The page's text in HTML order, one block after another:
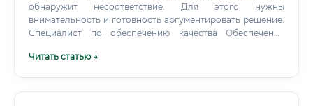
обнаружит несоответствие. Для этого нужны
внимательность и готовность аргументировать решение.
Специалист по обеспечению качества Обеспечение
Читать статью →